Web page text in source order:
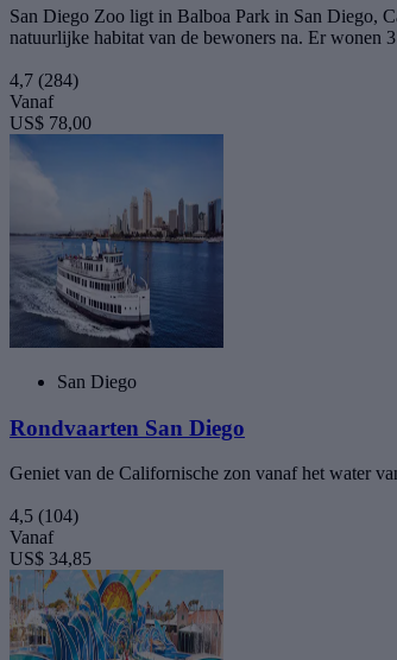
San Diego Zoo ligt in Balboa Park in San Diego,
natuurlijke habitat van de bewoners na. Er wonen
4,7 (284)
Vanaf
US$ 78,00
San Diego
Rondvaarten San Diego
Geniet van de Californische zon vanaf het water
4,5 (104)
Vanaf
US$ 34,85